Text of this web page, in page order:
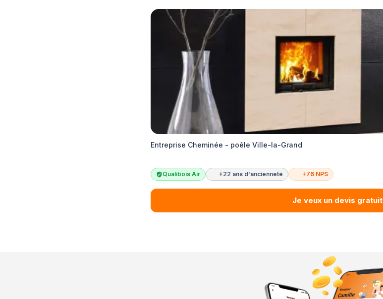
Entreprise Cheminée - poêle Ville-la-Grand
Qualibois Air +22 ans d'ancienneté +76 NPS
Je veux un devis gratuit